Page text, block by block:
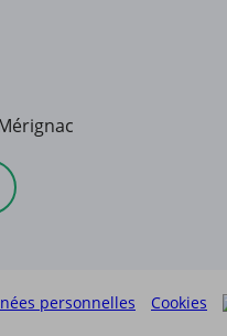
personnelles Cookies